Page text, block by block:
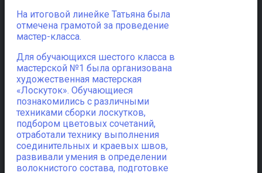
На итоговой линейке Татьяна была
отмечена грамотой за проведение
мастер-класса.
Для обучающихся шестого класса в
мастерской №1 была организована
художественная мастерская
«Лоскуток». Обучающиеся
познакомились с различными
техниками сборки лоскутков,
подбором цветовых сочетаний,
отработали технику выполнения
соединительных и краевых швов,
развивали умения в определении
волокнистого состава, подготовке